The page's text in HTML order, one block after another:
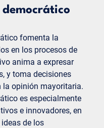
dado que los
o ninguna influencia
y creatividad
la eficiencia del
medida de la
del líder.
fomenta la
en los procesos de
anima a expresar
y toma decisiones
la opinión mayoritaria.
es especialmente
e innovadores, en
de los